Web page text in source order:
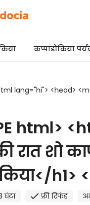
कप्पाडोकिया
lang="hi"> <head>
html>
रात शो
घंटा फ्री रिफंड